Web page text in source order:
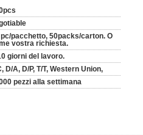
pacchetto, 50packs/carton. O
vostra richiesta.
giorni del lavoro.
D/A, D/P, T/T, Western Union,
pezzi alla settimana